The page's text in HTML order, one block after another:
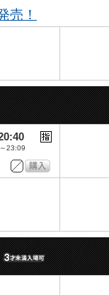
売！
～23:09